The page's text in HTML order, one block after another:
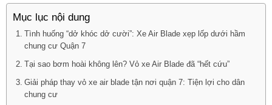
Mục lục nội dung
Tình huống “dở khóc dở cười”: Xe Air Blade xẹp lốp dưới hầm
chung cư Quận 7
Tại sao bơm hoài không lên? Vỏ xe Air Blade đã “hết cứu”
Giải pháp thay vỏ xe air blade tận nơi quận 7: Tiện lợi cho dân
chung cư